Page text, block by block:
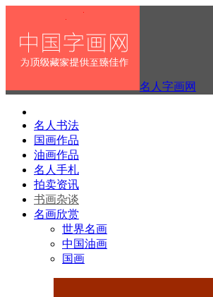
名人字画网
名人书法
国画作品
油画作品
名人手札
拍卖资讯
书画杂谈
名画欣赏
世界名画
中国油画
国画